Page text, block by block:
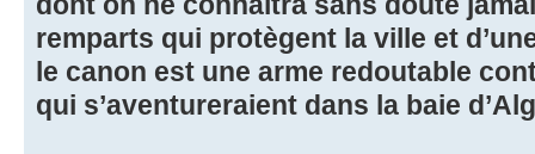
remparts qui protègent la ville et
le canon est une arme redoutable
qui s’aventureraient dans la baie